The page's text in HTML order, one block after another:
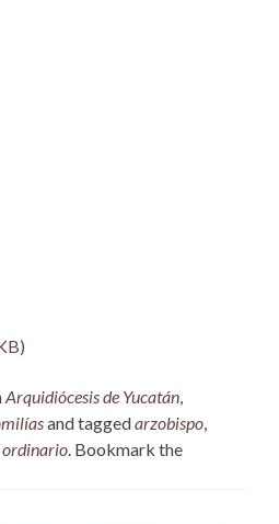
Arquidiócesis de Yucatán,
and taggedarzobispo,
. Bookmark the